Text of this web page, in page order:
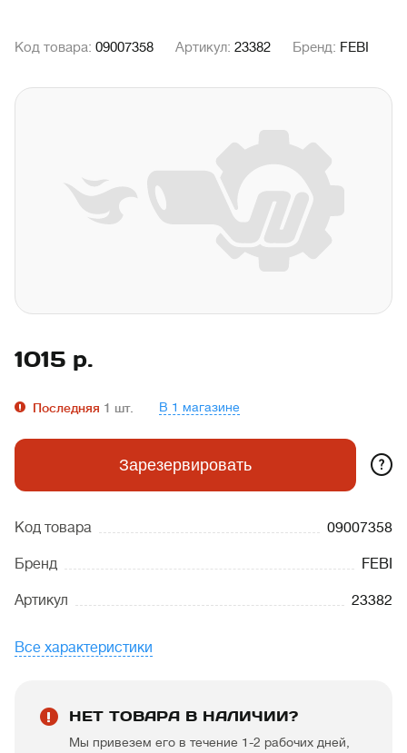
Код товара: 09007358 Артикул: 23382 Бренд: FEBI
1015 р.
Последняя 1 шт. В 1 магазине
Зарезервировать ?
Код товара 09007358
Бренд FEBI
Артикул 23382
Все характеристики
НЕТ ТОВАРА В НАЛИЧИИ?
Мы привезем его в течение 1-2 рабочих дней,